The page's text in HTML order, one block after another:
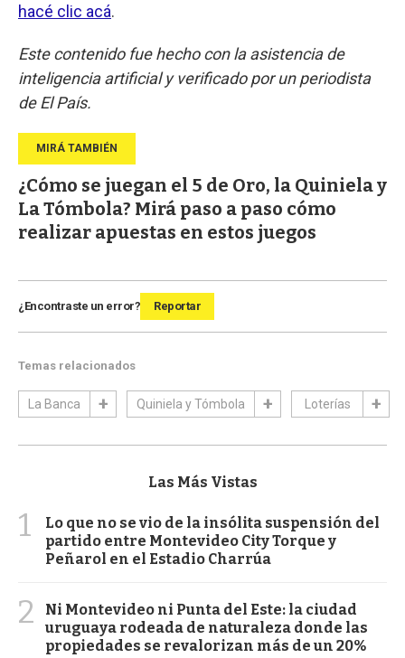
hacé clic acá.
Este contenido fue hecho con la asistencia de
inteligencia artificial y verificado por un periodista
de El País.
¿Cómo se juegan el 5 de Oro, la Quiniela y
La Tómbola? Mirá paso a paso cómo
realizar apuestas en estos juegos
¿Encontraste un error? Reportar
Temas relacionados
La Banca Quiniela y Tómbola Loterías
Las Más Vistas
1
Lo que no se vio de la insólita suspensión del
partido entre Montevideo City Torque y
Peñarol en el Estadio Charrúa
2
Ni Montevideo ni Punta del Este: la ciudad
uruguaya rodeada de naturaleza donde las
propiedades se revalorizan más de un 20%